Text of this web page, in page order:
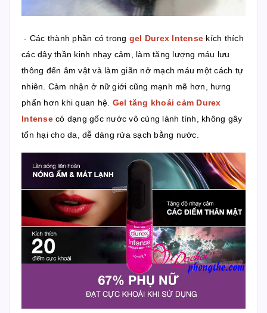
- Các thành phần có trong gel Durex Intense kích thích
các dây thần kinh nhạy cảm, làm tăng lượng máu lưu
thông đến âm vật và làm giãn nở mạch máu một cách tự
nhiên. Cảm nhận ở nữ giới cũng mạnh mẽ hơn, hưng
phấn hơn khi quan hệ. Gel tăng khoái cảm Durex
Intensecó dạng gốc nước vô cùng lành tính, không gây
tổn hại cho da, dễ dàng rửa sạch bằng nước.